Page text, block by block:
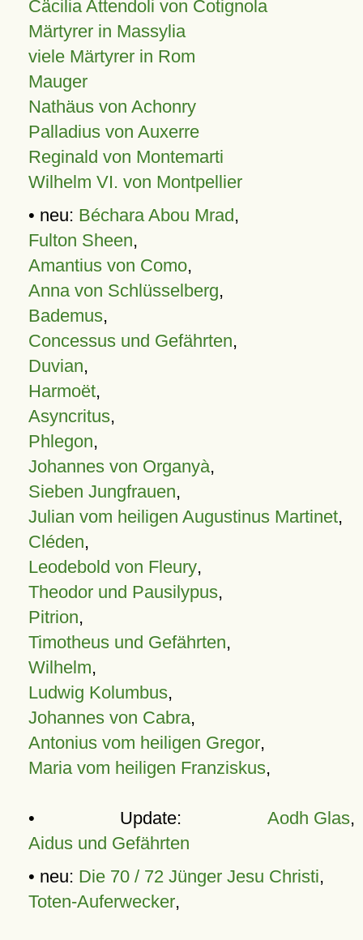
Cäcilia Attendoli von Cotignola
Märtyrer in Massylia
viele Märtyrer in Rom
Mauger
Nathäus von Achonry
Palladius von Auxerre
Reginald von Montemarti
Wilhelm VI. von Montpellier
• neu: Béchara Abou Mrad,
Fulton Sheen,
Amantius von Como,
Anna von Schlüsselberg,
Bademus,
Concessus und Gefährten,
Duvian,
Harmoët,
Asyncritus,
Phlegon,
Johannes von Organyà,
Sieben Jungfrauen,
Julian vom heiligen Augustinus Martinet,
Cléden,
Leodebold von Fleury,
Theodor und Pausilypus,
Pitrion,
Timotheus und Gefährten,
Wilhelm,
Ludwig Kolumbus,
Johannes von Cabra,
Antonius vom heiligen Gregor,
Maria vom heiligen Franziskus,
• Update: Aodh Glas,
Aidus und Gefährten
• neu: Die 70 / 72 Jünger Jesu Christi,
Toten-Auferwecker,